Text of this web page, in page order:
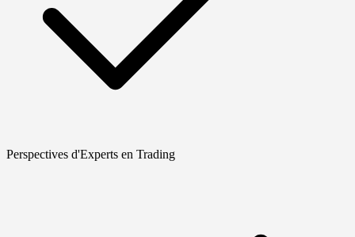
Perspectives d'Experts en Trading